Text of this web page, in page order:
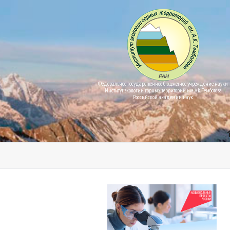
Федеральное государственное бюджетное учреждение науки
Институт экологии горных территорий им. А.К. Темботова
Российской академии наук